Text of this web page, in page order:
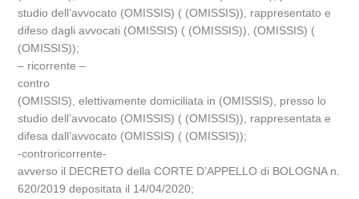
studio dell’avvocato (OMISSIS) ( (OMISSIS)), rappresentato e
difeso dagli avvocati (OMISSIS) ( (OMISSIS)), (OMISSIS) (
(OMISSIS));
– ricorrente –
contro
(OMISSIS), elettivamente domiciliata in (OMISSIS), presso lo
studio dell’avvocato (OMISSIS) ( (OMISSIS)), rappresentata e
difesa dall’avvocato (OMISSIS) ( (OMISSIS));
-controricorrente-
avverso il DECRETO della CORTE D’APPELLO di BOLOGNA n.
620/2019 depositata il 14/04/2020;